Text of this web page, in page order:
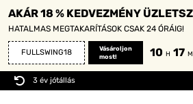
AKÁR 18 % KEDVEZMÉNY
HATALMAS MEGTAKARÍTÁSOK CSAK 24 ÓRÁIG!
FULLSWING18
Vásároljon
most!
10 H 17 M
3 év jótállás